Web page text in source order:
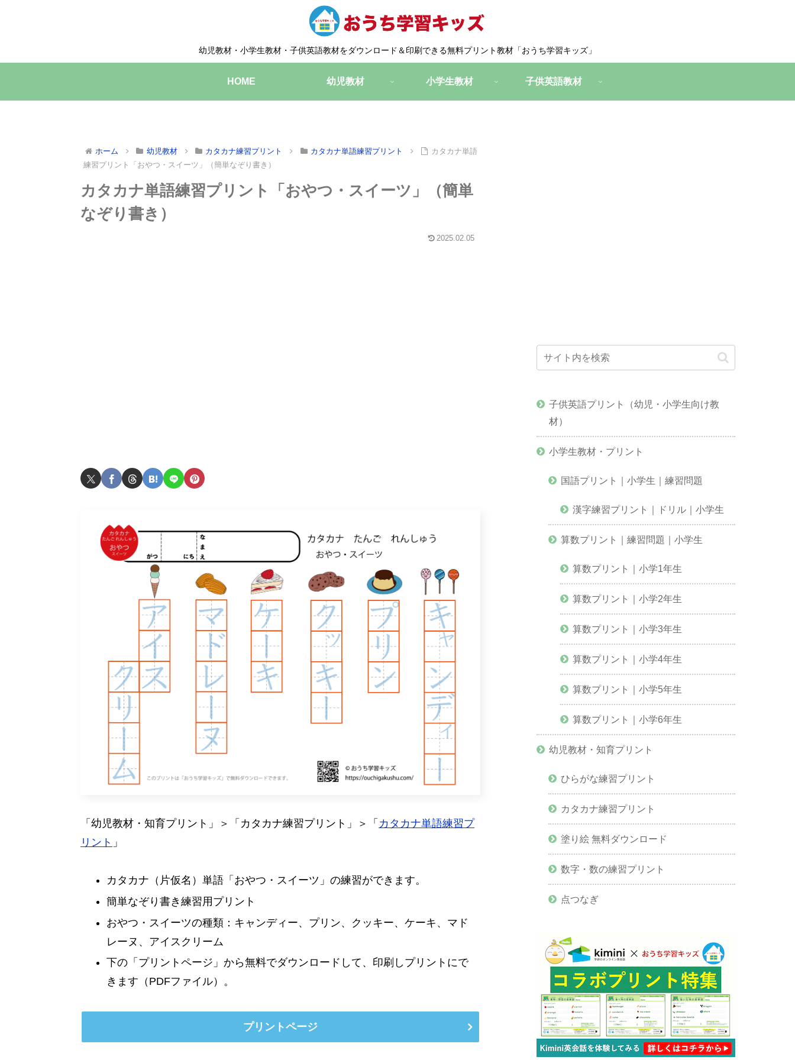
幼児教材・小学生教材・子供英語教材をダウンロード＆印刷できる無料プリント教材「おうち学習キッズ」
HOME 幼児教材 小学生教材 子供英語教材
ホーム 幼児教材 カタカナ練習プリント カタカナ単語練習プリント
カタカナ単語
練習プリント「おやつ・スイーツ」（簡単なぞり書き）
カタカナ単語練習プリント「おやつ・スイーツ」（簡単
なぞり書き）
2025.02.05
「幼児教材・知育プリント」＞「カタカナ練習プリント」＞「 カタカナ単語練習プ
リント 」
カタカナ（片仮名）単語「おやつ・スイーツ」の練習ができます。
簡単なぞり書き練習用プリント
おやつ・スイーツの種類：キャンディー、プリン、クッキー、ケーキ、マド
レーヌ、アイスクリーム
下の「プリントページ」から無料でダウンロードして、印刷しプリントにで
きます（PDFファイル）。
プリントページ
子供英語プリント（幼児・小学生向け教
材）
小学生教材・プリント
国語プリント｜小学生｜練習問題
漢字練習プリント｜ドリル｜小学生
算数プリント｜練習問題｜小学生
算数プリント｜小学1年生
算数プリント｜小学2年生
算数プリント｜小学3年生
算数プリント｜小学4年生
算数プリント｜小学5年生
算数プリント｜小学6年生
幼児教材・知育プリント
ひらがな練習プリント
カタカナ練習プリント
塗り絵 無料ダウンロード
数字・数の練習プリント
点つなぎ